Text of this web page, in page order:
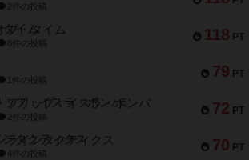
2件の投稿
118 PT
ブ・タイム
8件の投稿
79 PT
1件の投稿
72 PT
フリップ：イスラ・ボンバ
2件の投稿
70 PT
ラインタクティクス
4件の投稿